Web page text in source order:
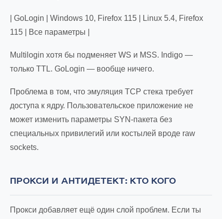
| GoLogin | Windows 10, Firefox 115 | Linux 5.4, Firefox
115 | Все параметры |
Multilogin хотя бы подменяет WS и MSS. Indigo —
только TTL. GoLogin — вообще ничего.
Проблема в том, что эмуляция TCP стека требует
доступа к ядру. Пользовательское приложение не
может изменить параметры SYN-пакета без
специальных привилегий или костылей вроде raw
sockets.
ПРОКСИ И АНТИДЕТЕКТ: КТО КОГО
Прокси добавляет ещё один слой проблем. Если ты